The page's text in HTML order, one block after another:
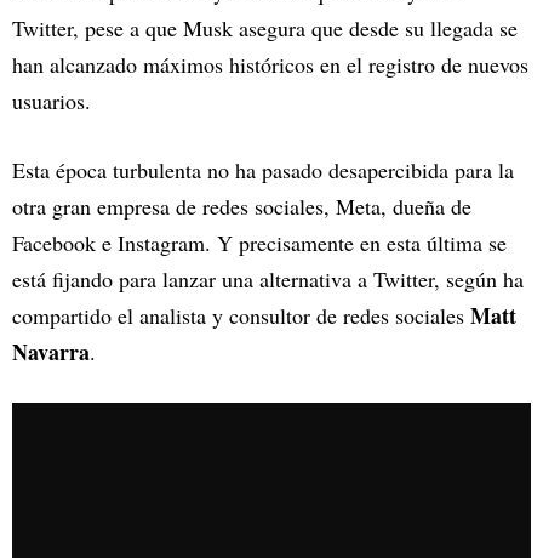
Twitter, pese a que Musk asegura que desde su llegada se
han alcanzado máximos históricos en el registro de nuevos
usuarios.
Esta época turbulenta no ha pasado desapercibida para la
otra gran empresa de redes sociales, Meta, dueña de
Facebook e Instagram. Y precisamente en esta última se
está fijando para lanzar una alternativa a Twitter, según ha
compartido el analista y consultor de redes sociales Matt
Navarra.